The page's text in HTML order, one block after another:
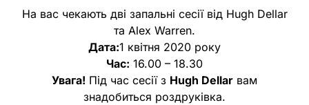
На вас чекають дві запальні сесії від Hugh Dellar
та Alex Warren.
Дата:1 квітня 2020 року
Час: 16.00 – 18.30
Увага! Під час сесії з Hugh Dellar вам
знадобиться роздруківка.